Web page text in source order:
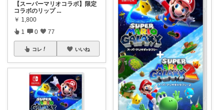
【スーパーマリオコラボ】限定
コラボのリップ ...
￥ 1,800
1 0 77
コレ いいね